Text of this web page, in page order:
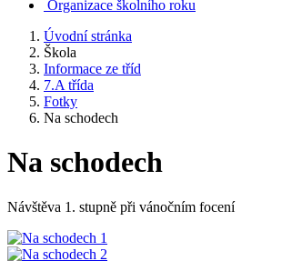
Organizace školního roku
Úvodní stránka
Škola
Informace ze tříd
7.A třída
Fotky
Na schodech
Na schodech
Návštěva 1. stupně při vánočním focení